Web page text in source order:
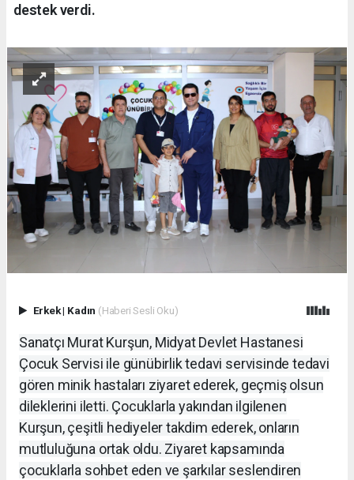
destek verdi.
Erkek| Kadın (Haberi Sesli Oku)
Sanatçı Murat Kurşun, Midyat Devlet Hastanesi
Çocuk Servisi ile günübirlik tedavi servisinde tedavi
gören minik hastaları ziyaret ederek, geçmiş olsun
dileklerini iletti. Çocuklarla yakından ilgilenen
Kurşun, çeşitli hediyeler takdim ederek, onların
mutluluğuna ortak oldu. Ziyaret kapsamında
çocuklarla sohbet eden ve şarkılar seslendiren